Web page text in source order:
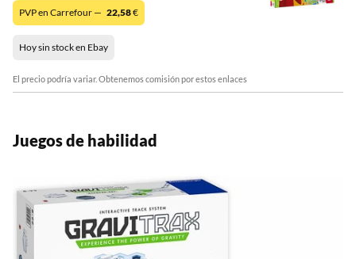
PVP en Carrefour — 22,58€
Hoy sin stock en Ebay
El precio podría variar. Obtenemos comisión por estos enlaces
Juegos de habilidad